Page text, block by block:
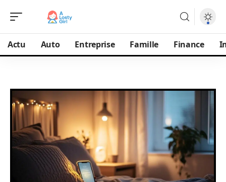
Actu Auto Entreprise Famille Finance